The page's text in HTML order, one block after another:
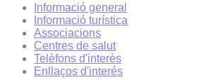
Informació general
Informació turística
Associacions
Centres de salut
Telèfons d'interès
Enllaços d'interés